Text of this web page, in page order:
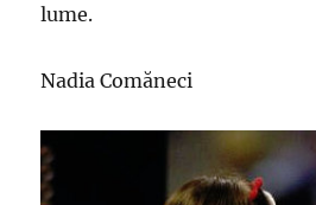
lume.
Nadia Comăneci